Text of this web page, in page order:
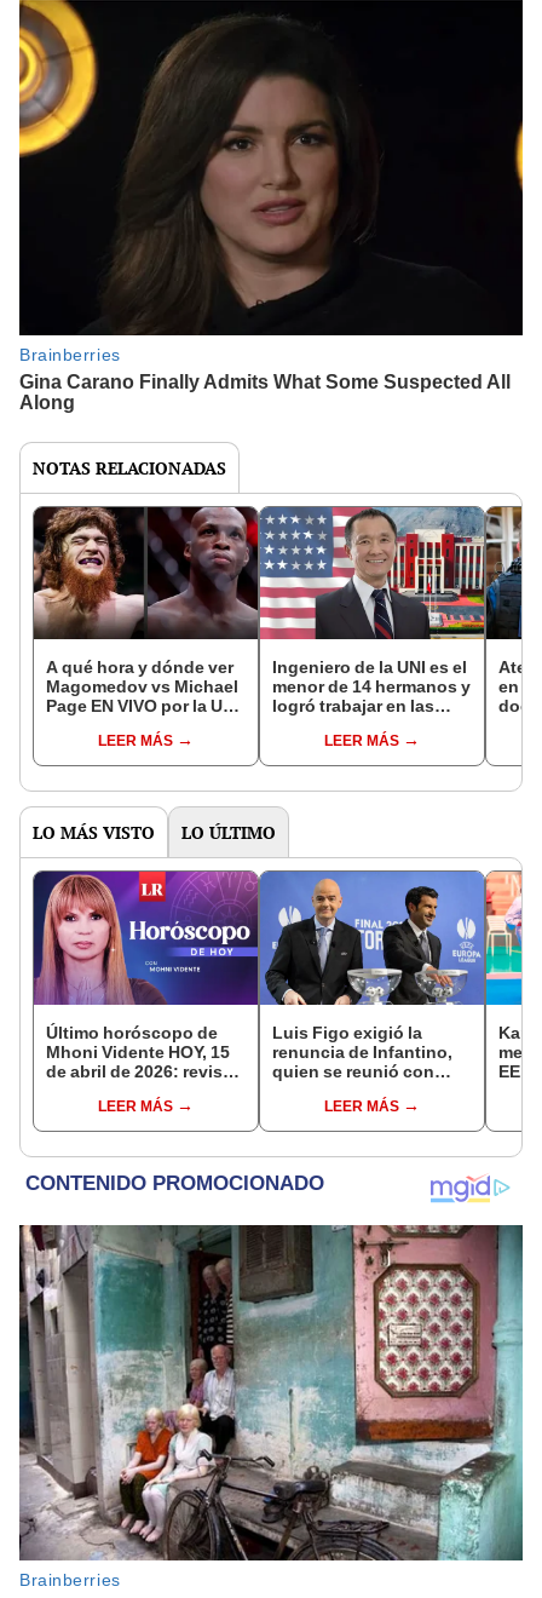
NOTAS RELACIONADAS
A qué hora y dónde ver
Magomedov vs Michael
Page EN VIVO por la UFC
California, Texas y
Florida
LEER MÁS
Ingeniero de la UNI es el
menor de 14 hermanos y
logró trabajar en las
mundo: "Vivíamos en
pobreza extrema"
LEER MÁS
en
LO MÁS VISTO LO ÚLTIMO
Último horóscopo de
Mhoni Vidente HOY, 15
de abril de 2026: revisa
signo y entérate si te
espera un día
LEER MÁS
Luis Figo exigió la
renuncia de Infantino,
quien se reunió con
en Marruecos
LEER MÁS